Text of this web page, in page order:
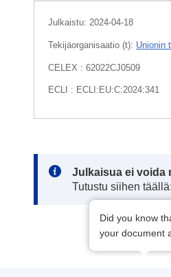
Julkaistu: 2024-04-18
Tekijäorganisaatio (t): Unionin
CELEX : 62022CJ0509
ECLI : ECLI:EU:C:2024:341
Note:
Julkaisua ei voida
Tutustu siihen
Did you know
your document